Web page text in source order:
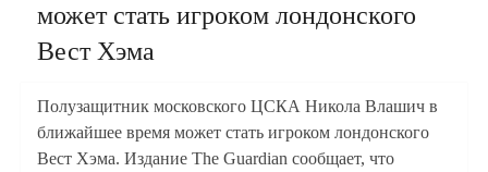
может стать игроком лондонского
Вест Хэма
Полузащитник московского ЦСКА Никола Влашич в
ближайшее время может стать игроком лондонского
Вест Хэма. Издание The Guardian сообщает, что